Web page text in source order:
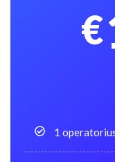
€
1